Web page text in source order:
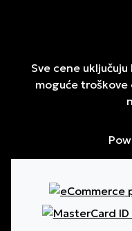
Sve cene uključuju
moguće